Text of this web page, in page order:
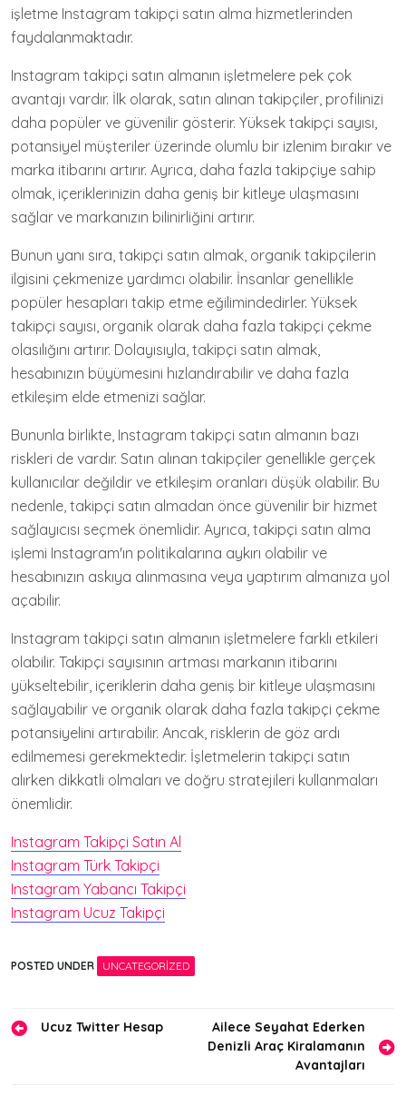
işletme Instagram takipçi satın alma hizmetlerinden
faydalanmaktadır.
Instagram takipçi satın almanın işletmelere pek çok
avantajı vardır. İlk olarak, satın alınan takipçiler, profilinizi
daha popüler ve güvenilir gösterir. Yüksek takipçi sayısı,
potansiyel müşteriler üzerinde olumlu bir izlenim bırakır ve
marka itibarını artırır. Ayrıca, daha fazla takipçiye sahip
olmak, içeriklerinizin daha geniş bir kitleye ulaşmasını
sağlar ve markanızın bilinirliğini artırır.
Bunun yanı sıra, takipçi satın almak, organik takipçilerin
ilgisini çekmenize yardımcı olabilir. İnsanlar genellikle
popüler hesapları takip etme eğilimindedirler. Yüksek
takipçi sayısı, organik olarak daha fazla takipçi çekme
olasılığını artırır. Dolayısıyla, takipçi satın almak,
hesabınızın büyümesini hızlandırabilir ve daha fazla
etkileşim elde etmenizi sağlar.
Bununla birlikte, Instagram takipçi satın almanın bazı
riskleri de vardır. Satın alınan takipçiler genellikle gerçek
kullanıcılar değildir ve etkileşim oranları düşük olabilir. Bu
nedenle, takipçi satın almadan önce güvenilir bir hizmet
sağlayıcısı seçmek önemlidir. Ayrıca, takipçi satın alma
işlemi Instagram'ın politikalarına aykırı olabilir ve
hesabınızın askıya alınmasına veya yaptırım almanıza yol
açabilir.
Instagram takipçi satın almanın işletmelere farklı etkileri
olabilir. Takipçi sayısının artması markanın itibarını
yükseltebilir, içeriklerin daha geniş bir kitleye ulaşmasını
sağlayabilir ve organik olarak daha fazla takipçi çekme
potansiyelini artırabilir. Ancak, risklerin de göz ardı
edilmemesi gerekmektedir. İşletmelerin takipçi satın
alırken dikkatli olmaları ve doğru stratejileri kullanmaları
önemlidir.
Instagram Takipçi Satın Al
Instagram Türk Takipçi
Instagram Yabancı Takipçi
Instagram Ucuz Takipçi
POSTED UNDER UNCATEGORIZED
YazıUcuz Twitter Hesap
Ailece Seyahat Ederken
Denizli Araç Kiralamanın
Avantajları